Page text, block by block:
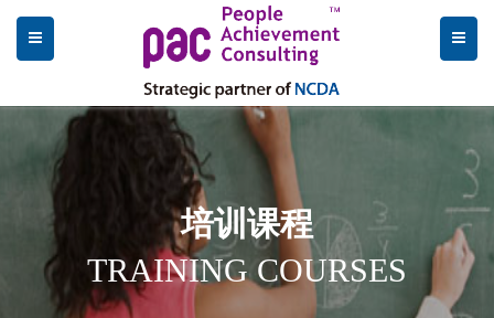
培训课程
TRAINING COURSES